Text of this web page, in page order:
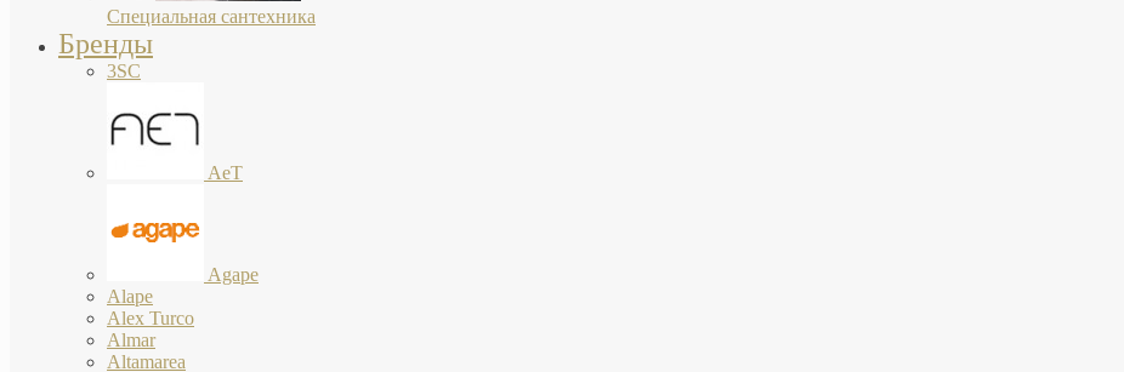
Специальная сантехника
Бренды
3SC
AeT
Agape
Alape
Alex Turco
Almar
Altamarea